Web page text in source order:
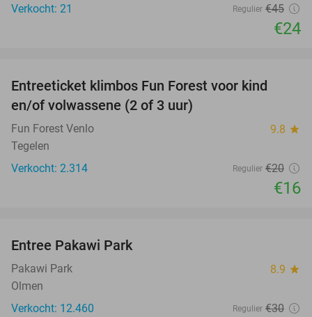
Verkocht: 21 Regulier €45
€24
Entreeticket klimbos Fun Forest voor kind
en/of volwassene (2 of 3 uur)
Fun Forest Venlo 9.8 star
Tegelen
Verkocht: 2.314
Regulier €20
€16
Entree Pakawi Park
Pakawi Park 8.9 star
Olmen
Verkocht: 12.460
Regulier €30